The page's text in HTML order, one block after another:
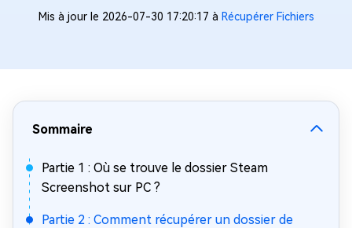
Mis à jour le 2026-07-30 17:20:17 à Récupérer Fichiers
Sommaire
Partie 1 : Où se trouve le dossier Steam
Screenshot sur PC ?
Partie 2 : Comment récupérer un dossier de